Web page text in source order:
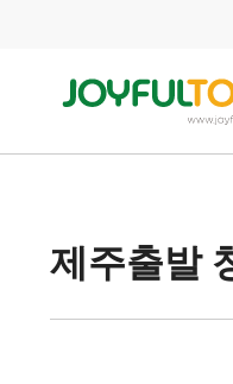
제주출발